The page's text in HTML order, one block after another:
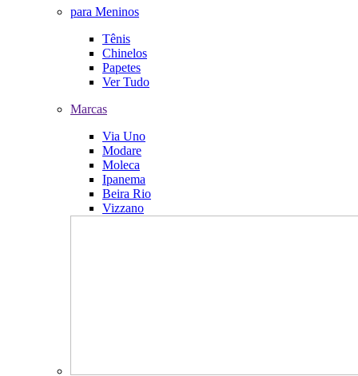
para Meninos
Tênis
Chinelos
Papetes
Ver Tudo
Marcas
Via Uno
Modare
Moleca
Ipanema
Beira Rio
Vizzano